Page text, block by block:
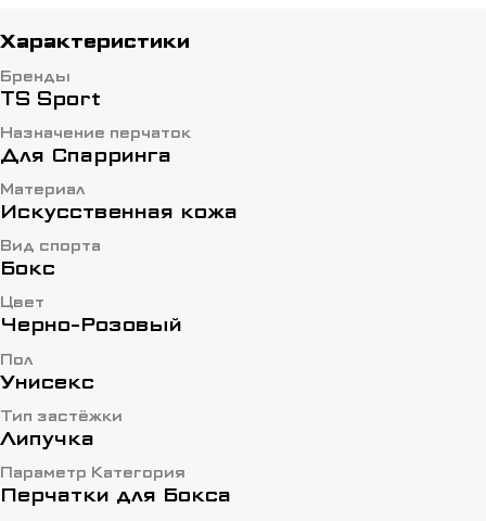
Характеристики
Бренды
TS Sport
Назначение перчаток
Для Спарринга
Материал
Искусственная кожа
Вид спорта
Бокс
Цвет
Черно-Розовый
Пол
Унисекс
Тип застёжки
Липучка
Параметр Категория
Перчатки для Бокса